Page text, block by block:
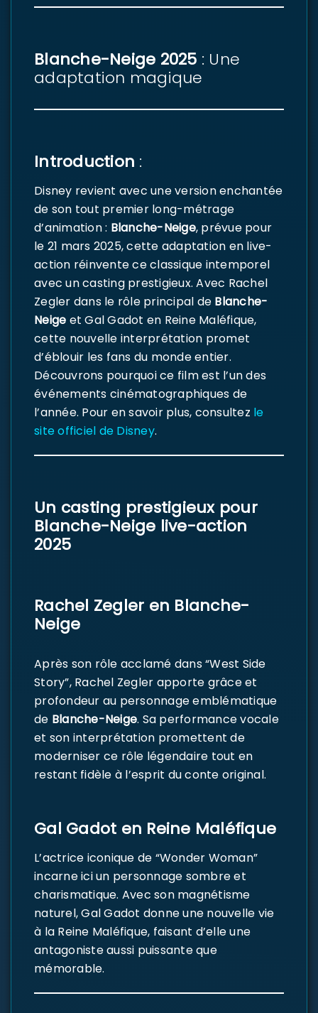
Blanche-Neige 2025 : Une
adaptation magique
Introduction :
Disney revient avec une version enchantée
de son tout premier long-métrage
d’animation : Blanche-Neige, prévue pour
le 21 mars 2025, cette adaptation en live-
action réinvente ce classique intemporel
avec un casting prestigieux. Avec Rachel
Zegler dans le rôle principal de Blanche-
Neige et Gal Gadot en Reine Maléfique,
cette nouvelle interprétation promet
d’éblouir les fans du monde entier.
Découvrons pourquoi ce film est l’un des
événements cinématographiques de
l’année. Pour en savoir plus, consultez le
site officiel de Disney.
Un casting prestigieux pour
Blanche-Neige live-action
2025
Rachel Zegler en Blanche-
Neige
Après son rôle acclamé dans “West Side
Story”, Rachel Zegler apporte grâce et
profondeur au personnage emblématique
de Blanche-Neige. Sa performance vocale
et son interprétation promettent de
moderniser ce rôle légendaire tout en
restant fidèle à l’esprit du conte original.
Gal Gadot en Reine Maléfique
L’actrice iconique de “Wonder Woman”
incarne ici un personnage sombre et
charismatique. Avec son magnétisme
naturel, Gal Gadot donne une nouvelle vie
à la Reine Maléfique, faisant d’elle une
antagoniste aussi puissante que
mémorable.